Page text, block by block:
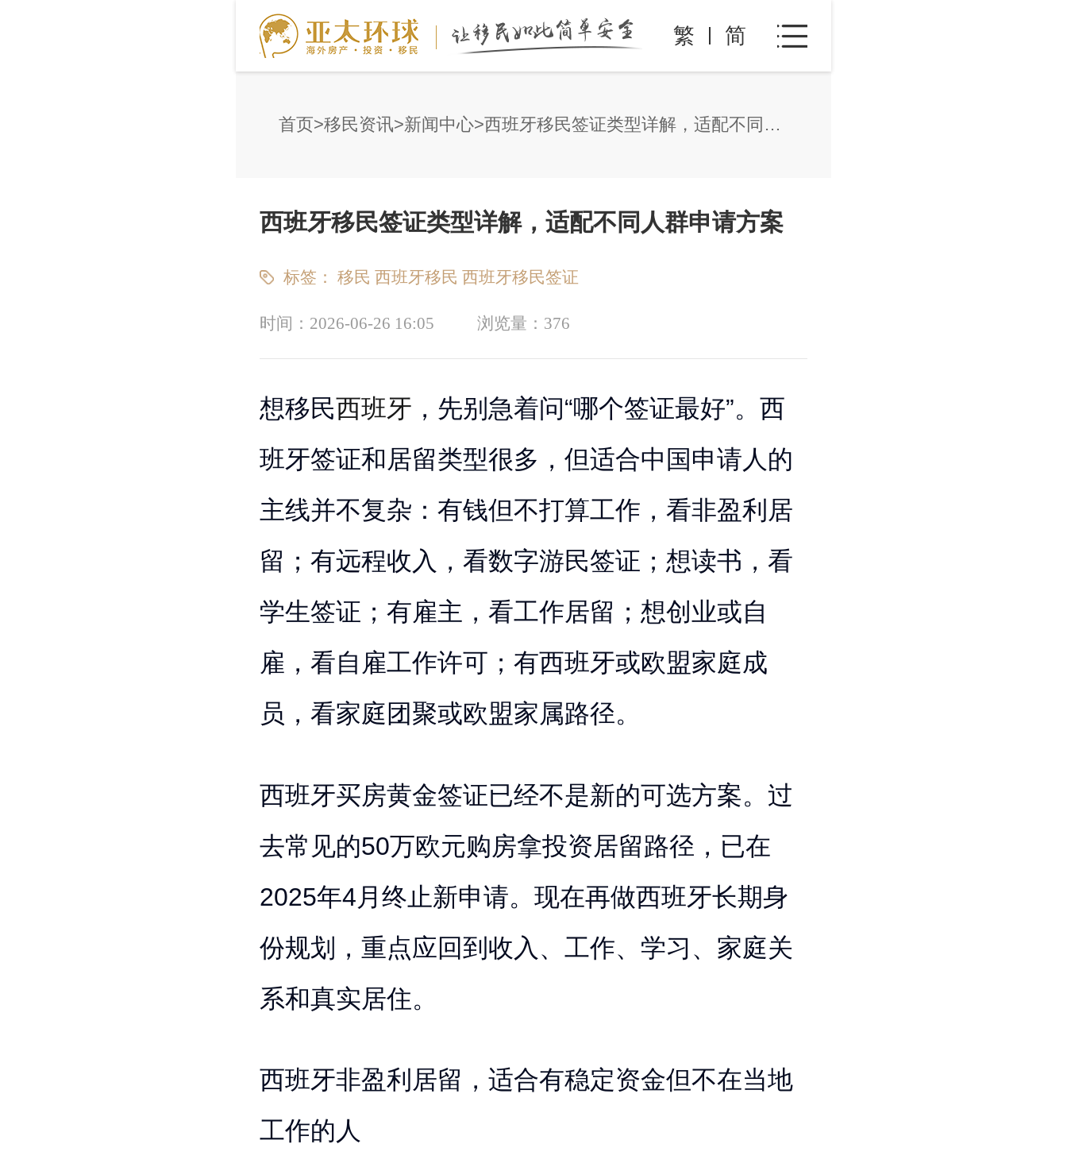
繁 简
首页 移民资讯 新闻中心 西班牙移民签证类型详解，适配不同人群申请方案
西班牙移民签证类型详解，适配不同人群申请方案
标签： 移民 西班牙移民 西班牙移民签证
时间： 2026-06-26 16:05 浏览量： 376
想移民西班牙 ，先别急着问“哪个签证最好”。西
班牙签证和居留类型很多，但适合中国申请人的
主线并不复杂：有钱但不打算工作，看非盈利居
留；有远程收入，看数字游民签证；想读书，看
学生签证；有雇主，看工作居留；想创业或自
雇，看自雇工作许可；有西班牙或欧盟家庭成
员，看家庭团聚或欧盟家属路径。
西班牙买房黄金签证已经不是新的可选方案。过
去常见的50万欧元购房拿投资居留路径，已在
2025年4月终止新申请。现在再做西班牙长期身
份规划，重点应回到收入、工作、学习、家庭关
系和真实居住。
西班牙非盈利居留，适合有稳定资金但不在当地
工作的人